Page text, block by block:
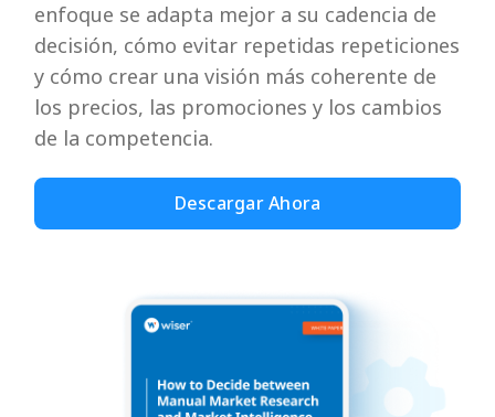
enfoque se adapta mejor a su cadencia de
decisión, cómo evitar repetidas repeticiones
y cómo crear una visión más coherente de
los precios, las promociones y los cambios
de la competencia.
Descargar Ahora